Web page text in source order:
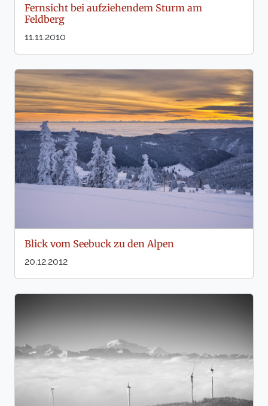
Fernsicht bei aufziehendem Sturm am
Feldberg
11.11.2010
Blick vom Seebuck zu den Alpen
20.12.2012